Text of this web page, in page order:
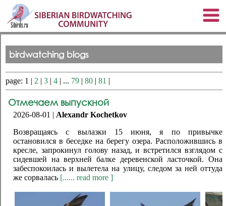
birdwatching blogs
page: 1 | 2 | 3 | 4 | ... 79 | 80 | 81 |
Отмечаем выпускной
2026-08-01 | Alexandr Kochetkov
Возвращаясь с вылазки 15 июня, я по привычке
остановился в беседке на берегу озера. Расположившись в
кресле, запрокинул голову назад, и встретился взглядом с
сидевшей на верхней балке деревенской ласточкой. Она
забеспокоилась и вылетела на улицу, следом за ней оттуда
же сорвалась [...... read more ]